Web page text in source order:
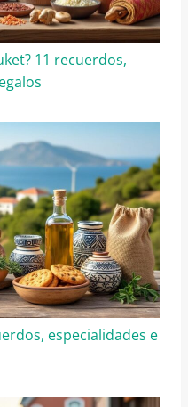
11 recuerdos,
especialidades e